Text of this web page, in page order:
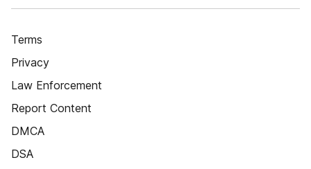
Terms
Privacy
Law Enforcement
Report Content
DMCA
DSA